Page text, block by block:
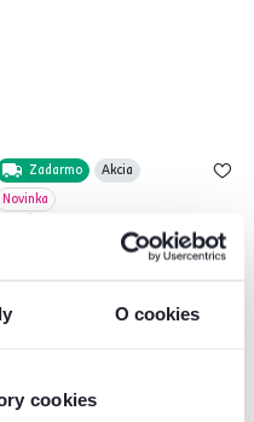
O cookies
cookies
Zadarmo
Akcia
Novinka